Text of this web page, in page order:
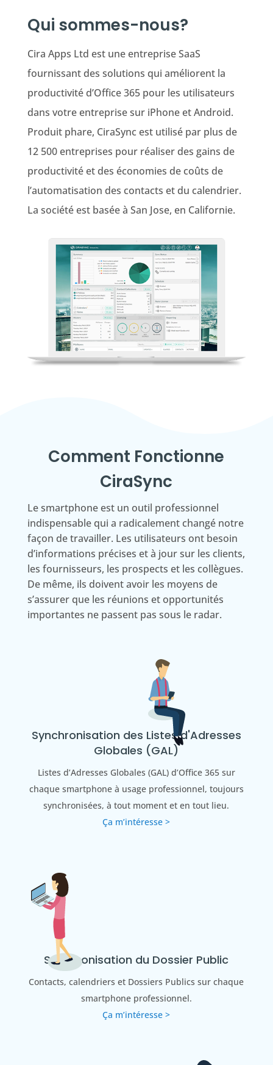
Qui sommes-nous?
Cira Apps Ltd est une entreprise SaaS
fournissant des solutions qui améliorent la
productivité d’Office 365 pour les utilisateurs
dans votre entreprise sur iPhone et Android.
Produit phare, CiraSync est utilisé par plus de
12 500 entreprises pour réaliser des gains de
productivité et des économies de coûts de
l’automatisation des contacts et du calendrier.
La société est basée à San Jose, en Californie.
Comment Fonctionne
CiraSync
Le smartphone est un outil professionnel
indispensable qui a radicalement changé notre
façon de travailler. Les utilisateurs ont besoin
d’informations précises et à jour sur les clients,
les fournisseurs, les prospects et les collègues.
De même, ils doivent avoir les moyens de
s’assurer que les réunions et opportunités
importantes ne passent pas sous le radar.
Synchronisation des Listes d'Adresses
Globales (GAL)
Listes d’Adresses Globales (GAL) d’Office 365 sur
chaque smartphone à usage professionnel, toujours
synchronisées, à tout moment et en tout lieu.
Ça m’intéresse >
Synchronisation du Dossier Public
Contacts, calendriers et Dossiers Publics sur chaque
smartphone professionnel.
Ça m’intéresse >